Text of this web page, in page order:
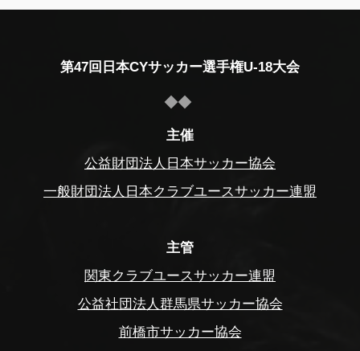
第47回日本CYサッカー選手権U-18大会
主催
公益財団法人日本サッカー協会
一般財団法人日本クラブユースサッカー連盟
主管
関東クラブユースサッカー連盟
公益社団法人群馬県サッカー協会
前橋市サッカー協会